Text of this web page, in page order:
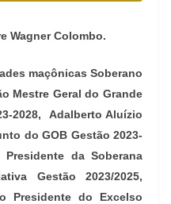
Wagner Colombo.
maçônicas Soberano
Mestre Geral do Grande
2028, Adalberto Aluízio
do GOB Gestão 2023-
da Soberana
Gestão 2023/2025,
Presidente do Excelso